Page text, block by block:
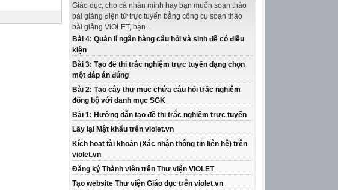
Giáo dục, cho cá nhân mình hay bạn muốn soạn thảo
bài giảng điện tử trực tuyến bằng công cụ soạn thảo
bài giảng ViOLET, bạn...
Bài 4: Quản lí ngân hàng câu hỏi và sinh đề có điều
kiện
Bài 3: Tạo đề thi trắc nghiệm trực tuyến dạng chọn
một đáp án đúng
Bài 2: Tạo cây thư mục chứa câu hỏi trắc nghiệm
đồng bộ với danh mục SGK
Bài 1: Hướng dẫn tạo đề thi trắc nghiệm trực tuyến
Lấy lại Mật khẩu trên violet.vn
Kích hoạt tài khoản (Xác nhận thông tin liên hệ) trên
violet.vn
Đăng ký Thành viên trên Thư viện ViOLET
Tạo website Thư viện Giáo dục trên violet.vn